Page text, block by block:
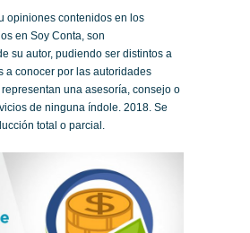
opiniones contenidos en los
en Soy Conta, son
su autor, pudiendo ser distintos a
a conocer por las autoridades
una asesoría, consejo o
de ninguna índole. 2018. Se
total o parcial.